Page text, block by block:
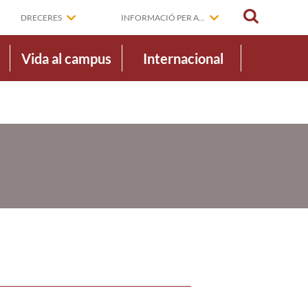
DRECERES INFORMACIÓ PER A...
Vida al campus Internacional